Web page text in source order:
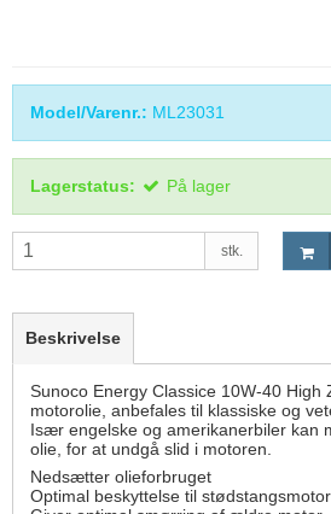
Model/Varenr.: ML23031
Lagerstatus: På lager
stk.
Beskrivelse
Sunoco Energy Classice 10W-40 High
motorolie, anbefales til klassiske og
Især engelske og amerikanerbiler kan
olie, for at undgå slid i motoren.
Nedsætter olieforbruget
Optimal beskyttelse til